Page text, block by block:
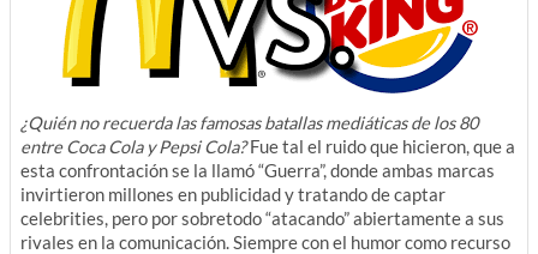
¿Quién no recuerda las famosas batallas mediáticas de los 80
entre Coca Cola y Pepsi Cola?Fue tal el ruido que hicieron, que a
esta confrontación se la llamó “Guerra”, donde ambas marcas
invirtieron millones en publicidad y tratando de captar
celebrities, pero por sobretodo “atacando” abiertamente a sus
rivales en la comunicación. Siempre con el humor como recurso